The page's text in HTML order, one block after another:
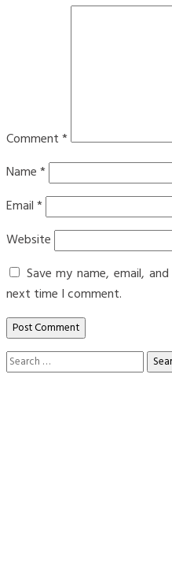
Comment*
Name*
Email*
Website
Save my name, email,
next time I comment.
Search